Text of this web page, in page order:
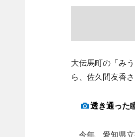
大伝馬町の「み
ら、佐久間友香
透き通った
今年、愛知県立